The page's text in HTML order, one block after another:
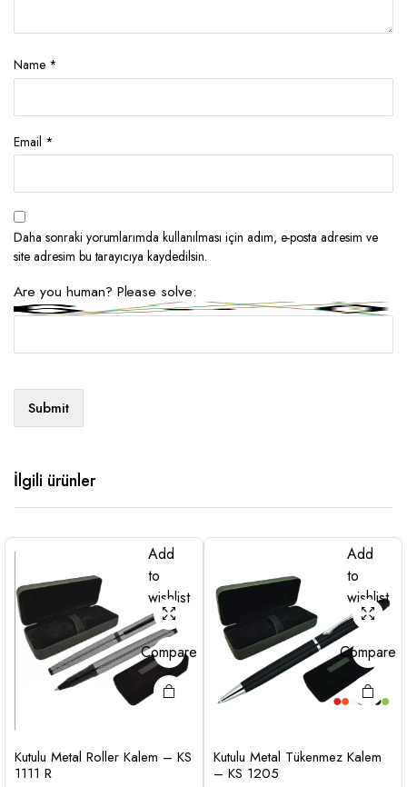
Name *
Email *
Daha sonraki yorumlarımda kullanılması için adım, e-posta adresim ve
site adresim bu tarayıcıya kaydedilsin.
Are you human? Please solve:
İlgili ürünler
Add
to
wishlist
Compare
Kutulu Metal Roller Kalem – KS
1111 R
Add
to
wishlist
Compare
Kutulu Metal Tükenmez Kalem
– KS 1205